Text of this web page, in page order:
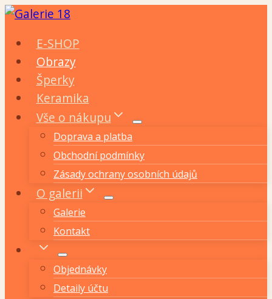
Přeskočit
obsahE-SHOP
Obrazy
Šperky
Keramika
Vše o nákupu
Doprava a platba
Obchodní podmínky
Zásady ochrany osobních údajů
O galerii
Galerie
Kontakt
Objednávky
Detaily účtu